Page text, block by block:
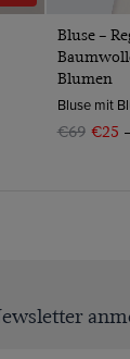
Bluse –
Blumen
€69 €25